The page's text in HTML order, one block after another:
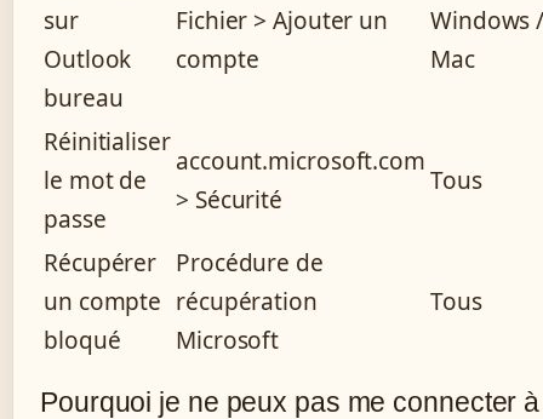
sur
Outlook
bureau
Fichier > Ajouter un
compte
Windows
Mac
Réinitialiser
le mot de
passe
account.microsoft.com
> Sécurité
Tous
Récupérer
un compte
bloqué
Procédure de
récupération
Microsoft
Tous
Pourquoi je ne peux pas me connecter